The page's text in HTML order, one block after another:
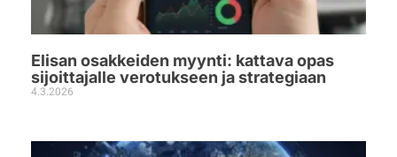
Elisan osakkeiden myynti: kattava opas
sijoittajalle verotukseen ja strategiaan
4.3.2026